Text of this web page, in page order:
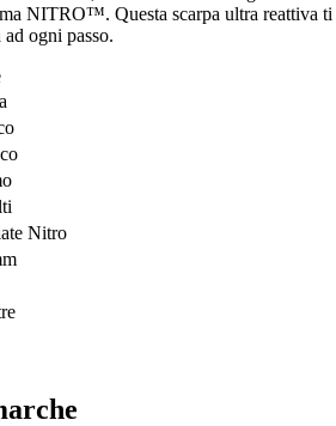
NITRO™. Questa scarpa ultra reattiva ti
ogni passo.
Nitro